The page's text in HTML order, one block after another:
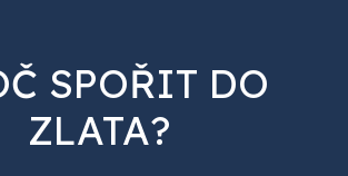
SPOŘIT DO
ZLATA?